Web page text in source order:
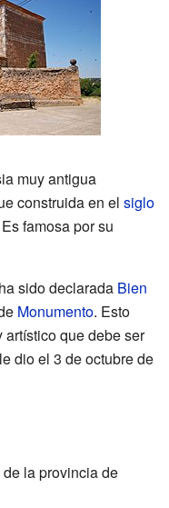
muy antigua
construida en el siglo
famosa por su
sido declarada Bien
Monumento. Esto
que debe ser
dio el 3 de octubre de
la provincia de